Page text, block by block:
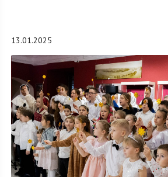
13.01.2025